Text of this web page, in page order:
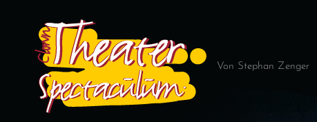
Von Stephan Zenger